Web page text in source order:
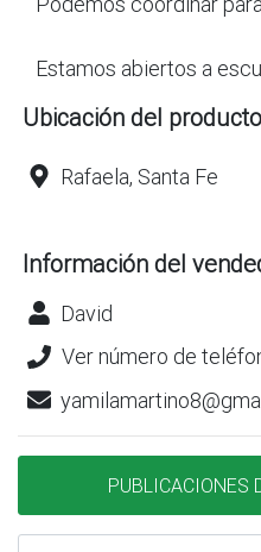
Estamos abiertos a
Ubicación del producto
Rafaela, Santa Fe
Información del
David
Ver número de
PUBLICACIONES